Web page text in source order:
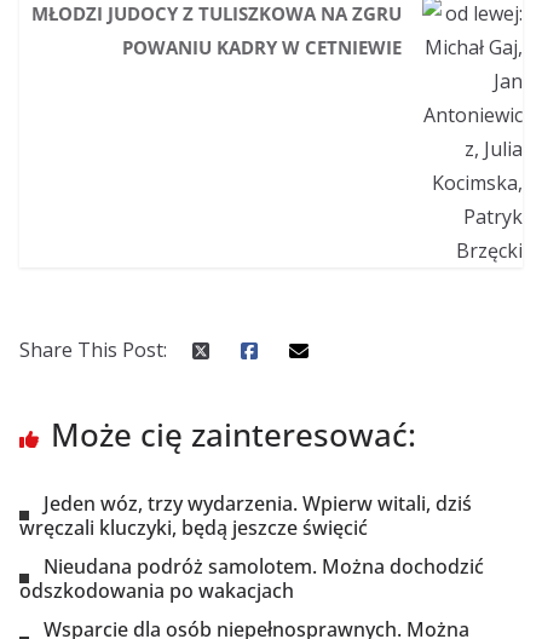
MŁODZI JUDOCY Z TULISZKOWA NA ZGRU
POWANIU KADRY W CETNIEWIE
Share This Post:
Może cię zainteresować:
Jeden wóz, trzy wydarzenia. Wpierw witali, dziś
wręczali kluczyki, będą jeszcze święcić
Nieudana podróż samolotem. Można dochodzić
odszkodowania po wakacjach
Wsparcie dla osób niepełnosprawnych. Można